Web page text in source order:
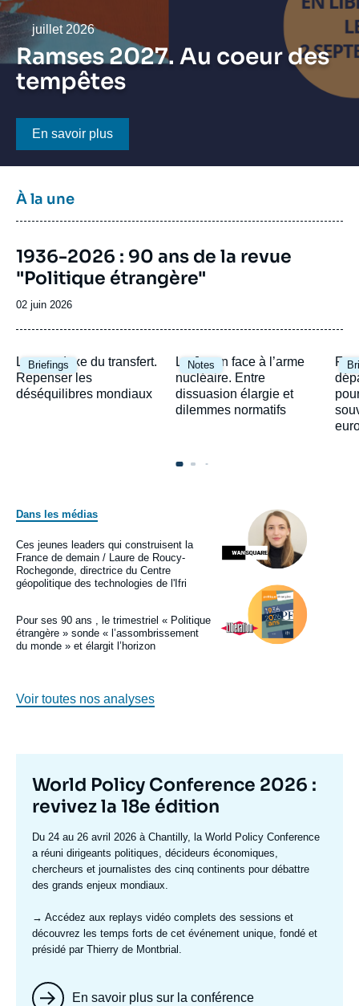
Nous soutenir
Date
juillet 2026
Ramses 2027. Au coeur des
tempêtes
Bouton CTA
En savoir plus
Titre
bloc
la
une
À la une
Image
de
couverture
la
1936-2026 : 90 ans de la revue
"Politique étrangère"
Date
02 juin 2026
Briefings
Image
principale
Le paradoxe du transfert.
Repenser les
déséquilibres mondiaux
Notes
Image
principale
Le Japon face à l’arme
nucléaire. Entre
dissuasion élargie et
dilemmes normatifs
Dans les médias
Logo
Image
principale
médiatique
Ces jeunes leaders qui construisent la
France de demain / Laure de Roucy-
Rochegonde, directrice du Centre
géopolitique des technologies de l'Ifri
Logo
Image
principale
médiatique
Pour ses 90 ans , le trimestriel « Politique
étrangère » sonde « l’assombrissement
du monde » et élargit l’horizon
Voir toutes nos analyses
Titre
mis
en
avant
World Policy Conference 2026 :
revivez la 18e édition
Texte
accroche
Du 24 au 26 avril 2026 à Chantilly, la World Policy Conference
a réuni dirigeants politiques, décideurs économiques,
chercheurs et journalistes des cinq continents pour débattre
des grands enjeux mondiaux.
→ Accédez aux replays vidéo complets des sessions et
découvrez les temps forts de cet événement unique, fondé et
présidé par Thierry de Montbrial.
En savoir plus sur la conférence